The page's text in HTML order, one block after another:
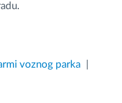
voznog parka